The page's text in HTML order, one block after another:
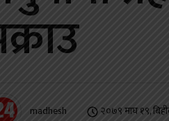
madhesh २०७९ माघ १९,